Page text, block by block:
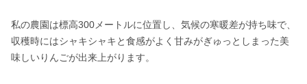
私の農園は標高300メートルに位置し、気候の寒暖差が持ち味で、
収穫時にはシャキシャキと食感がよく甘みがぎゅっとしまった美
味しいりんごが出来上がります。